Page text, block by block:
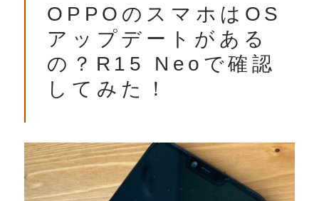
OPPOのスマホはOS
アップデートがある
の？R15 Neoで確認
してみた！